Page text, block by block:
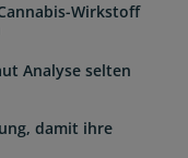
Wirkstoff
Analyse selten
damit ihre